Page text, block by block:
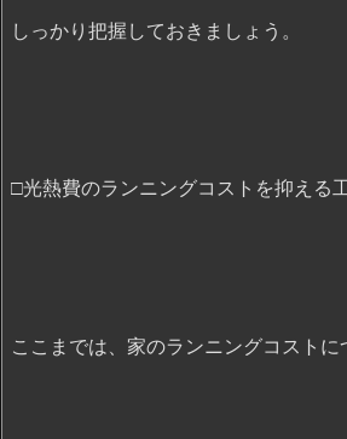
しっかり把握しておきましょう。
□光熱費のランニングコストを抑える
ここまでは、家のランニングコストに